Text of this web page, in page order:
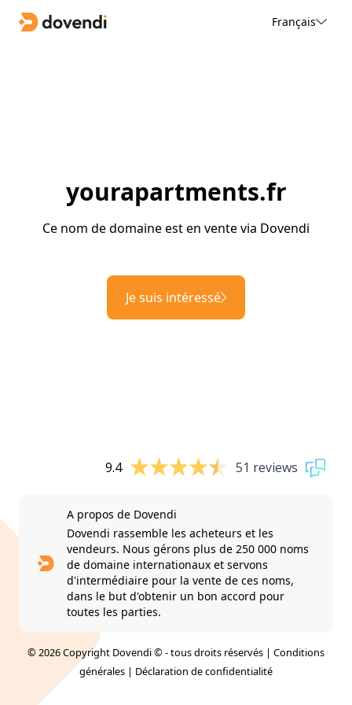
Français
yourapartments.fr
Ce nom de domaine est en vente via Dovendi
Je suis intéressé
9.4 51 reviews
A propos de Dovendi
Dovendi rassemble les acheteurs et les
vendeurs. Nous gérons plus de 250 000 noms
de domaine internationaux et servons
d'intermédiaire pour la vente de ces noms,
dans le but d'obtenir un bon accord pour
toutes les parties.
© 2026 Copyright Dovendi © - tous droits réservés | Conditions
générales | Déclaration de confidentialité